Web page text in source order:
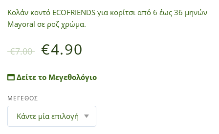
Κολάν κοντό ECOFRIENDS για κορίτσι από 6 έως 36 μηνών
Mayoral σε ροζ χρώμα.
€7.00 €4.90
Δείτε το Μεγεθολόγιο
ΜΕΓΕΘΟΣ